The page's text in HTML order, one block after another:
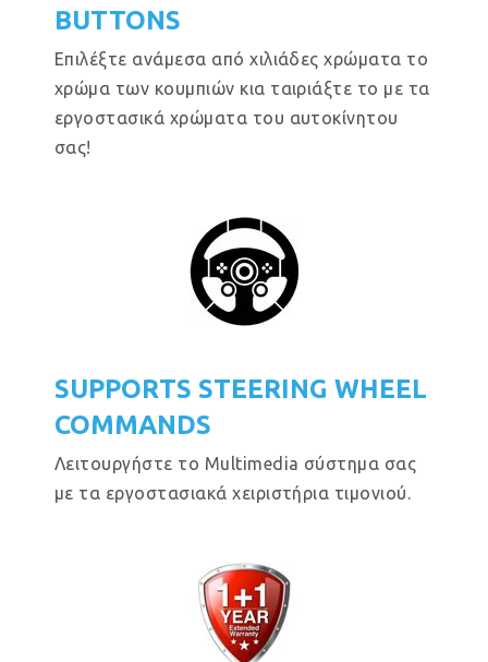
BUTTONS
Επιλέξτε ανάμεσα από χιλιάδες χρώματα το
χρώμα των κουμπιών κια ταιριάξτε το με τα
εργοστασικά χρώματα του αυτοκίνητου
σας!
SUPPORTS STEERING WHEEL
COMMANDS
Λειτουργήστε το Multimedia σύστημα σας
με τα εργοστασιακά χειριστήρια τιμονιού.